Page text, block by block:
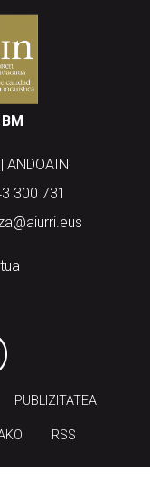
ANDOAIN
300 731
PUBLIZITATEA
RSS